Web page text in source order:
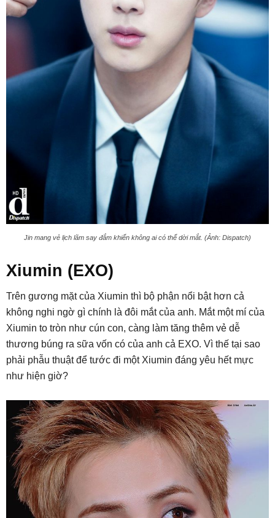
Jin mang vẻ lịch lãm say đắm khiến không ai có thể dời mắt. (Ảnh: Dispatch)
Xiumin (EXO)
Trên gương mặt của Xiumin thì bộ phận nổi bật hơn cả
không nghi ngờ gì chính là đôi mắt của anh. Mắt một mí của
Xiumin to tròn như cún con, càng làm tăng thêm vẻ dễ
thương búng ra sữa vốn có của anh cả EXO. Vì thế tại sao
phải phẫu thuật để tước đi một Xiumin đáng yêu hết mực
như hiện giờ?